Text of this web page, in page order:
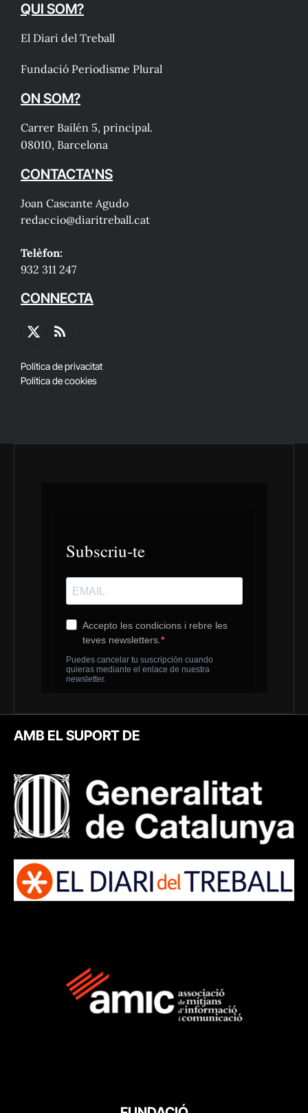
QUI SOM?
El Diari del Treball
Fundació Periodisme Plural
ON SOM?
Carrer Bailén 5, principal.
08010, Barcelona
CONTACTA'NS
Joan Cascante Agudo
redaccio@diaritreball.cat
Telèfon:
932 311 247
CONNECTA
X
RSS
Política de privacitat
Política de cookies
AMB EL SUPORT DE